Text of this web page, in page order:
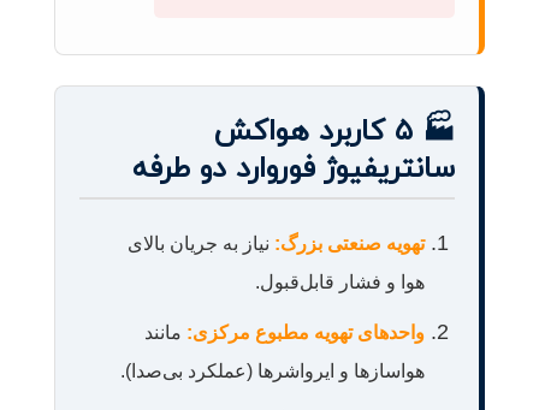
🏭 ۵ کاربرد هواکش
سانتریفیوژ فوروارد دو طرفه
تهویه صنعتی بزرگ: نیاز به جریان بالای
هوا و فشار قابل‌قبول.
واحدهای تهویه مطبوع مرکزی: مانند
هواسازها و ایرواشرها (عملکرد بی‌صدا).